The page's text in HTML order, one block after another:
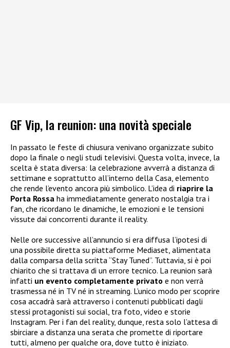
GF Vip, la reunion: una novità speciale
In passato le feste di chiusura venivano organizzate subito
dopo la finale o negli studi televisivi. Questa volta, invece, la
scelta è stata diversa: la celebrazione avverrà a distanza di
settimane e soprattutto all’interno della Casa, elemento
che rende l’evento ancora più simbolico. L’idea di riaprire la
Porta Rossa ha immediatamente generato nostalgia tra i
fan, che ricordano le dinamiche, le emozioni e le tensioni
vissute dai concorrenti durante il reality.
Nelle ore successive all’annuncio si era diffusa l’ipotesi di
una possibile diretta su piattaforme Mediaset, alimentata
dalla comparsa della scritta “Stay Tuned”. Tuttavia, si è poi
chiarito che si trattava di un errore tecnico. La reunion sarà
infatti un evento completamente privato e non verrà
trasmessa né in TV né in streaming. L’unico modo per scoprire
cosa accadrà sarà attraverso i contenuti pubblicati dagli
stessi protagonisti sui social, tra foto, video e storie
Instagram. Per i fan del reality, dunque, resta solo l’attesa di
sbirciare a distanza una serata che promette di riportare
tutti, almeno per qualche ora, dove tutto è iniziato.